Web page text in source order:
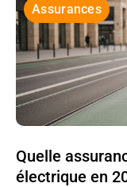
Assurances
Quelle
électrique en